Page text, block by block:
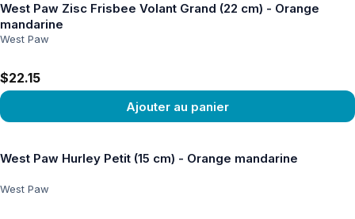
West Paw Zisc Frisbee Volant Grand (22 cm) - Orange
mandarine
West Paw
$22.15
Ajouter au panier
West Paw Hurley Petit (15 cm) - Orange mandarine
West Paw